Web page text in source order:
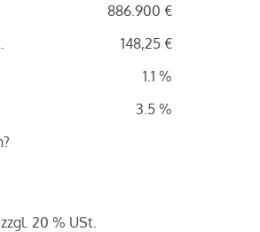
886.900 €
148,25 €
1.1 %
3.5 %
20 % USt.